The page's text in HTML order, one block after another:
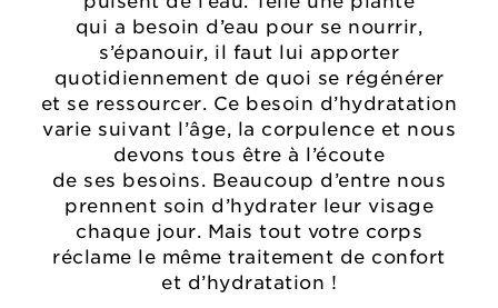
qui a besoin d’eau pour se nourrir,
s’épanouir, il faut lui apporter
quotidiennement de quoi se régénérer
et se ressourcer. Ce besoin d’hydratation
varie suivant l’âge, la corpulence et nous
devons tous être à l’écoute
de ses besoins. Beaucoup d’entre nous
prennent soin d’hydrater leur visage
chaque jour. Mais tout votre corps
réclame le même traitement de confort
et d’hydratation !